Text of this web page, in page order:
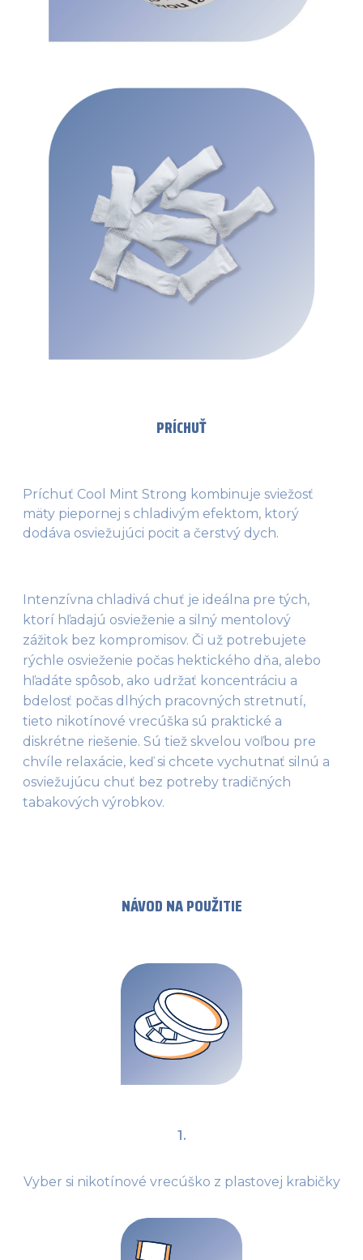
PRÍCHUŤ
Príchuť Cool Mint Strong kombinuje sviežosť
mäty piepornej s chladivým efektom, ktorý
dodáva osviežujúci pocit a čerstvý dych.
Intenzívna chladivá chuť je ideálna pre tých,
ktorí hľadajú osvieženie a silný mentolový
zážitok bez kompromisov. Či už potrebujete
rýchle osvieženie počas hektického dňa, alebo
hľadáte spôsob, ako udržať koncentráciu a
bdelosť počas dlhých pracovných stretnutí,
tieto nikotínové vrecúška sú praktické a
diskrétne riešenie. Sú tiež skvelou voľbou pre
chvíle relaxácie, keď si chcete vychutnať silnú a
osviežujúcu chuť bez potreby tradičných
tabakových výrobkov.
NÁVOD NA POUŽITIE
1.
Vyber si nikotínové vrecúško z plastovej krabičky